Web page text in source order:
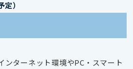
）
ンターネット環境やPC・スマート